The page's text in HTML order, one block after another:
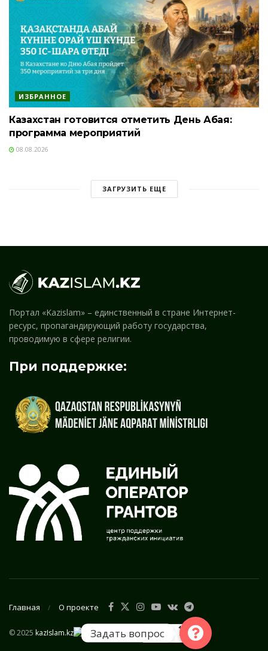
ИЗБРАННОЕ
Казахстан готовится отметить День Абая:
программа мероприятий
08.08.2026
ЗАГРУЗИТЬ ЕЩЕ
Портал «Kazislam» – единственный в стране Интернет-
ресурс, пропагандирующий работу государства,
проводимую в сфере религии.
При поддержке:
Главная О проекте
© 2025 kazIslam.kz Задать вопрос